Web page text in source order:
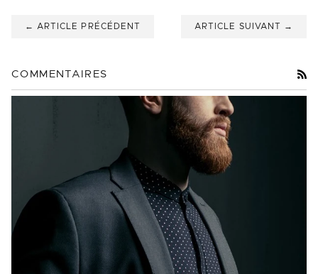
← ARTICLE PRÉCÉDENT ARTICLE SUIVANT →
COMMENTAIRES